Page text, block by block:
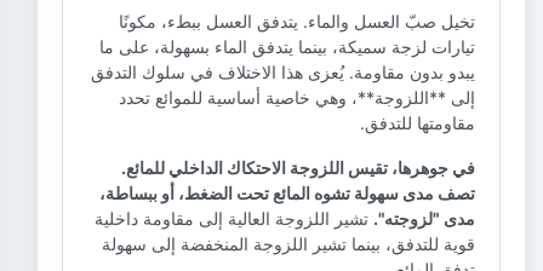
تخيل صبّ العسل والماء. يتدفق العسل ببطء، مكونًا
تيارات لزجة سميكة، بينما يتدفق الماء بسهولة، على ما
يبدو بدون مقاومة. يُعزى هذا الاختلاف في سلوك التدفق
إلى **اللزوجة**، وهي خاصية أساسية للموائع تحدد
مقاومتها للتدفق.
في جوهرها، تقيس اللزوجة الاحتكاك الداخلي للمائع.
تصف مدى سهولة تشوه المائع تحت الضغط، أو ببساطة،
مدى "لزوجته". تشير اللزوجة العالية إلى مقاومة داخلية
قوية للتدفق، بينما تشير اللزوجة المنخفضة إلى سهولة